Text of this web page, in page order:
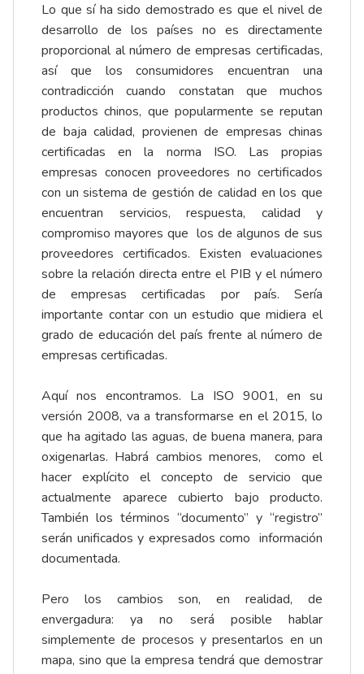
Lo que sí ha sido demostrado es que el nivel de
desarrollo de los países no es directamente
proporcional al número de empresas certificadas,
así que los consumidores encuentran una
contradicción cuando constatan que muchos
productos chinos, que popularmente se reputan
de baja calidad, provienen de empresas chinas
certificadas en la norma ISO. Las propias
empresas conocen proveedores no certificados
con un sistema de gestión de calidad en los que
encuentran servicios, respuesta, calidad y
compromiso mayores que los de algunos de sus
proveedores certificados. Existen evaluaciones
sobre la relación directa entre el PIB y el número
de empresas certificadas por país. Sería
importante contar con un estudio que midiera el
grado de educación del país frente al número de
empresas certificadas.
Aquí nos encontramos. La ISO 9001, en su
versión 2008, va a transformarse en el 2015, lo
que ha agitado las aguas, de buena manera, para
oxigenarlas. Habrá cambios menores, como el
hacer explícito el concepto de servicio que
actualmente aparece cubierto bajo producto.
También los términos “documento” y “registro”
serán unificados y expresados como información
documentada.
Pero los cambios son, en realidad, de
envergadura: ya no será posible hablar
simplemente de procesos y presentarlos en un
mapa, sino que la empresa tendrá que demostrar